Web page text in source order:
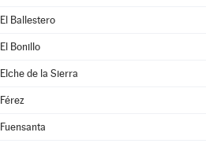
El Ballestero
El Bonillo
Elche de la Sierra
Férez
Fuensanta